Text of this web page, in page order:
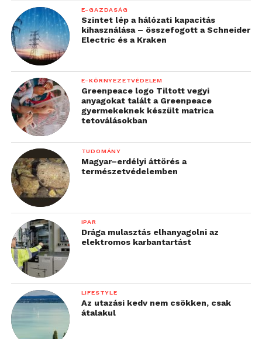
E-GAZDASÁG
Szintet lép a hálózati kapacitás
kihasználása – összefogott a Schneider
Electric és a Kraken
E-KÖRNYEZETVÉDELEM
Greenpeace logo Tiltott vegyi
anyagokat talált a Greenpeace
gyermekeknek készült matrica
tetoválásokban
TUDOMÁNY
Magyar–erdélyi áttörés a
természetvédelemben
IPAR
Drága mulasztás elhanyagolni az
elektromos karbantartást
LIFESTYLE
Az utazási kedv nem csökken, csak
átalakul